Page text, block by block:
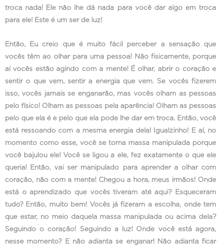
troca nada! Ele não lhe dá nada para você dar algo em troca
para ele! Este é um ser de luz!
Então, Eu creio que é muito fácil perceber a sensação que
vocês têm ao olhar para uma pessoa! Não fisicamente, porque
aí vocês estão agindo com a mente! É olhar, abrir o coração e
sentir o que vem, sentir a energia que vem. Se vocês fizerem
isso, vocês jamais se enganarão, mas vocês olham as pessoas
pelo físico! Olham as pessoas pela aparência! Olham as pessoas
pelo que ela é e pelo que ela pode lhe dar em troca. Então, você
está ressoando com a mesma energia dela! Igualzinho! E aí, no
momento como esse, você se torna massa manipulada porque
você bajulou ele! Você se ligou a ele, fez exatamente o que ele
queria! Então, vai ser manipulado para aprender a olhar com
coração, não com a mente! Chegou a hora, meus irmãos! Onde
está o aprendizado que vocês tiveram até aqui? Esqueceram
tudo? Então, muito bem! Vocês já fizeram a escolha, onde tem
que estar, no meio daquela massa manipulada ou acima dela?
Seguindo o coração! Seguindo a luz! Onde você está agora,
nesse momento? E não adianta se enganar! Não adianta ficar